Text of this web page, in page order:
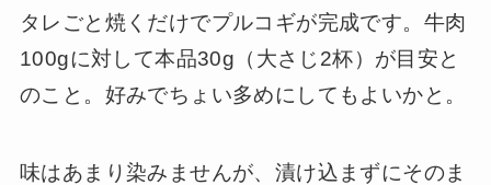
タレごと焼くだけでプルコギが完成です。牛肉
100gに対して本品30g（大さじ2杯）が目安と
のこと。好みでちょい多めにしてもよいかと。
味はあまり染みませんが、漬け込まずにそのま